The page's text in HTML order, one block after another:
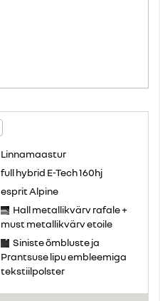
Linnamaastur
full hybrid E-Tech 160hj
esprit Alpine
Hall metallikvärv rafale +
must metallikvärv etoile
Siniste õmbluste ja
Prantsuse lipu embleemiga
tekstiilpolster